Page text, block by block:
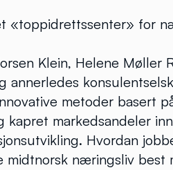
«toppidrettssenter» for
Klein, Helene Møller
metoder basert
kapret markedsandeler
Hvordan
midtnorsk næringsliv best